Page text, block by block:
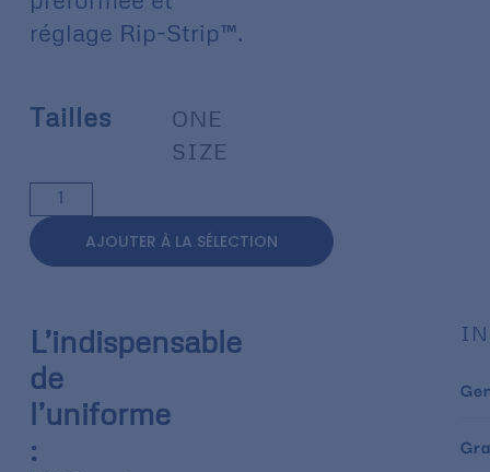
réglage Rip-Strip™.
Tailles
ONE
SIZE
AJOUTER À LA SÉLECTION
L’indispensable
de
l’uniforme
: